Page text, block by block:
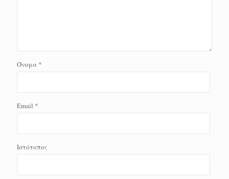
Όνομα *
Email *
Ιστότοπος